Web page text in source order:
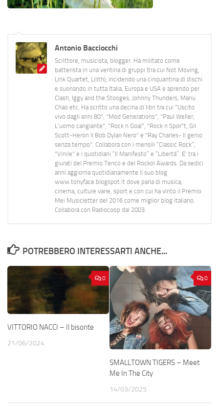
Antonio Bacciocchi
Scrittore, musicista, blogger. Ha militato come
batterista in una ventina di gruppi (tra cui Not Moving,
Link Quartet, Lilith), incidendo una cinquantina di dischi
e suonando in tutta Italia, Europa e USA e aprendo per
Clash, Iggy and the Stooges, Johnny Thunders, Manu
Chao etc. Ha scritto una decina di libri tra cui "Uscito
vivo dagli anni 80", "Mod Generations", "Paul Weller,
L’uomo cangiante", "Rock n Goal", "Rock n Spor"t, Gil
Scott-Heron Il Bob Dylan Nero" e "Ray Charles- Il genio
senza tempo". Collabora con i mensili “Classic Rock”,
"Vinile" e i quotidiani “Il Manifesto” e “Libertà”. E' tra i
giurati del Premio Tenco e del Rockol Awards. Da sedici
anni aggiorna quotidianamente il suo blog
www.tonyface.blogspot.it dove parla di musica,
cinema, culture varie, sport e con cui ha vinto il Premio
Mei Musicletter del 2016 come miglior blog italiano.
Collabora con Radiocoop dal 2003.
POTREBBERO INTERESSARTI ANCHE...
0
VITTORIO NACCI – Il bisonte
21/06/2024
0
SMALLTOWN TIGERS – Meet
Me In The City
14/03/2025